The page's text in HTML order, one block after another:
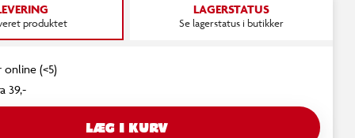
produktet
LAGERSTATUS
Se lagerstatus i butikker
online (<5)
39,-
LÆG I KURV